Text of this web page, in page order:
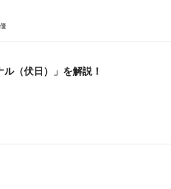
（伏日）」を解説！